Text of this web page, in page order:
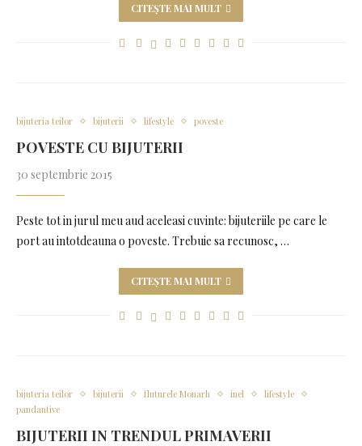
CITEȘTE MAI MULT
bijuteria teilor bijuterii lifestyle poveste
POVESTE CU BIJUTERII
30 septembrie 2015
Peste tot in jurul meu aud aceleasi cuvinte: bijuteriile pe care le
port au intotdeauna o poveste. Trebuie sa recunosc, …
CITEȘTE MAI MULT
bijuteria teilor bijuterii fluturele Monarh inel
lifestyle
pandantive
BIJUTERII IN TRENDUL PRIMAVERII